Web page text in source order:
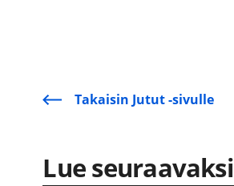
Takaisin Jutut -sivulle
Lue seuraavaksi